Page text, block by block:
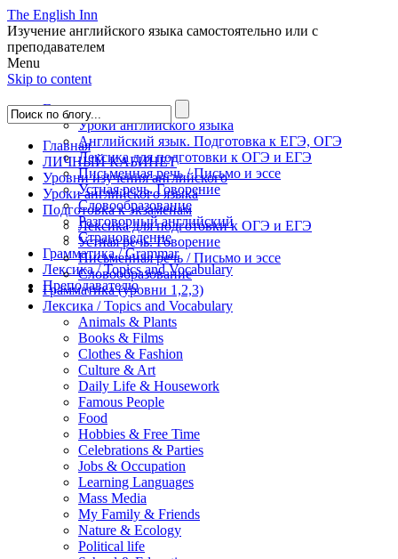
The English Inn
Изучение английского языка самостоятельно или с
преподавателем
Menu
Skip to content
Главная
Уроки английского языка
Английский язык. Подготовка к ЕГЭ, ОГЭ
Лексика для подготовки к ОГЭ и ЕГЭ
Письменная речь / Письмо и эссе
Устная речь. Говорение
Словообразование
Разговорный английский
Страноведение
Грамматика / Grammar
Лексика / Topics and Vocabulary
Преподавателю
Главная
ЛИЧНЫЙ КАБИНЕТ
Уровни изучения английского
Уроки английского языка
Подготовка к экзаменам
Лексика для подготовки к ОГЭ и ЕГЭ
Устная речь. Говорение
Письменная речь / Письмо и эссе
Словообразование
Грамматика (уровни 1,2,3)
Лексика / Topics and Vocabulary
Animals & Plants
Books & Films
Clothes & Fashion
Culture & Art
Daily Life & Housework
Famous People
Food
Hobbies & Free Time
Celebrations & Parties
Jobs & Occupation
Learning Languages
Mass Media
My Family & Friends
Nature & Ecology
Political life